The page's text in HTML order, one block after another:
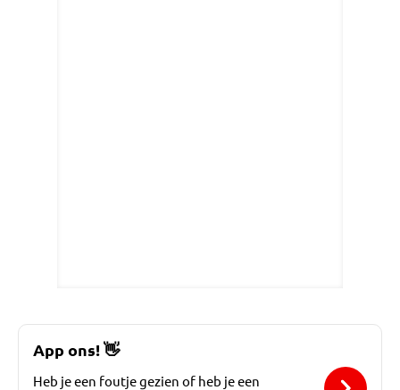
App ons!👋
Heb je een foutje gezien of heb je een